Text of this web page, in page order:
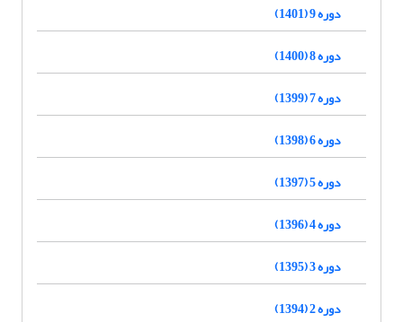
دوره 9 (1401)
دوره 8 (1400)
دوره 7 (1399)
دوره 6 (1398)
دوره 5 (1397)
دوره 4 (1396)
دوره 3 (1395)
دوره 2 (1394)